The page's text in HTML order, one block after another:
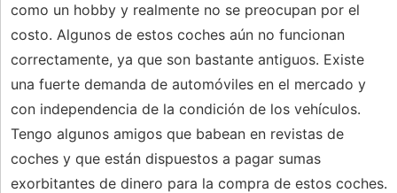
como un hobby y realmente no se preocupan por el
costo. Algunos de estos coches aún no funcionan
correctamente, ya que son bastante antiguos. Existe
una fuerte demanda de automóviles en el mercado y
con independencia de la condición de los vehículos.
Tengo algunos amigos que babean en revistas de
coches y que están dispuestos a pagar sumas
exorbitantes de dinero para la compra de estos coches.